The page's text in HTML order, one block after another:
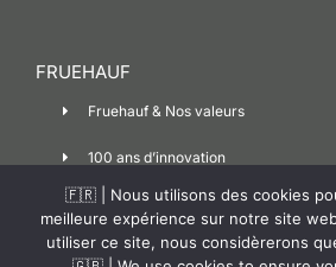
FRUEHAUF
Fruehauf & Nos valeurs
100 ans d’innovation
Contact
Covid-19
🇫🇷 | Nous utilisons des cookies
meilleure expérience sur notre site
utiliser ce site, nous considèrerons